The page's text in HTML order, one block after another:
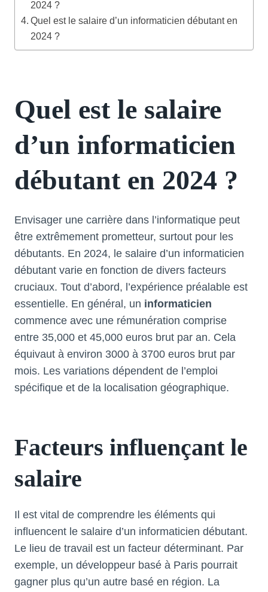
2024 ?
Quel est le salaire d’un informaticien débutant en
2024 ?
Quel est le salaire
d’un informaticien
débutant en 2024 ?
Envisager une carrière dans l’informatique peut
être extrêmement prometteur, surtout pour les
débutants. En 2024, le salaire d’un informaticien
débutant varie en fonction de divers facteurs
cruciaux. Tout d’abord, l’expérience préalable est
essentielle. En général, un informaticien
commence avec une rémunération comprise
entre 35,000 et 45,000 euros brut par an. Cela
équivaut à environ 3000 à 3700 euros brut par
mois. Les variations dépendent de l’emploi
spécifique et de la localisation géographique.
Facteurs influençant le
salaire
Il est vital de comprendre les éléments qui
influencent le salaire d’un informaticien débutant.
Le lieu de travail est un facteur déterminant. Par
exemple, un développeur basé à Paris pourrait
gagner plus qu’un autre basé en région. La